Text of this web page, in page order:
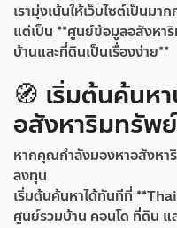
เรามุ่งเน้นให้เว็บไซต์เป็นมา
แต่เป็น **ศูนย์ข้อมูลอสังหา
บ้านและที่ดินเป็นเรื่องง่าย**
🧭 เริ่มต้นค้นห
อสังหาริมทรัพ
หากคุณกำลังมองหาอสังหา
ลงทุน
เริ่มต้นค้นหาได้ทันทีที่
ศูนย์รวมบ้าน คอนโด ที่ดิน แ